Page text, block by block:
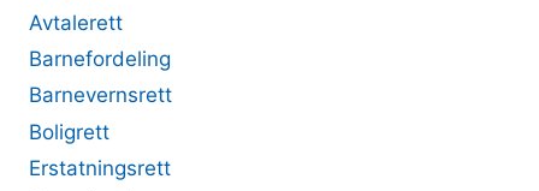
Avtalerett
Barnefordeling
Barnevernsrett
Boligrett
Erstatningsrett